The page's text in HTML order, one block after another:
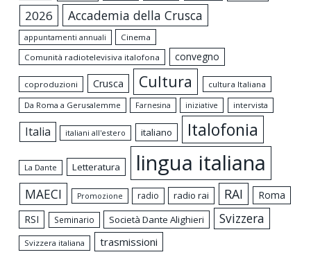
2026 Accademia della Crusca
appuntamenti annuali
Cinema
Comunità radiotelevisiva italofona
convegno
coproduzioni Crusca Cultura
cultura Italiana
Da Roma a Gerusalemme
Farnesina iniziative intervista
Italia italiani all'estero italiano Italofonia
La Dante Letteratura lingua italiana
MAECI Promozione radio radio rai RAI
Roma
RSI
Seminario Società Dante Alighieri Svizzera
Svizzera italiana trasmissioni